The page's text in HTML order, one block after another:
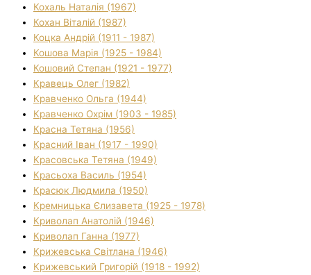
Кохаль Наталія (1967)
Кохан Віталій (1987)
Коцка Андрій (1911 - 1987)
Кошова Марія (1925 - 1984)
Кошовий Степан (1921 - 1977)
Кравець Олег (1982)
Кравченко Ольга (1944)
Кравченко Охрім (1903 - 1985)
Красна Тетяна (1956)
Красний Іван (1917 - 1990)
Красовська Тетяна (1949)
Красьоха Василь (1954)
Красюк Людмила (1950)
Кремницька Єлизавета (1925 - 1978)
Криволап Анатолій (1946)
Криволап Ганна (1977)
Крижевська Світлана (1946)
Крижевський Григорій (1918 - 1992)